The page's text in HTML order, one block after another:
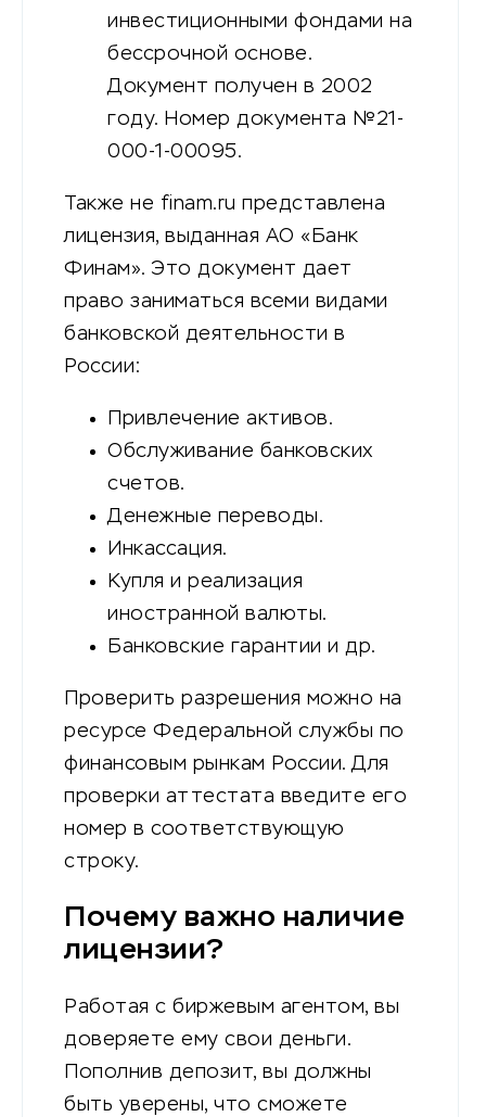
инвестиционными фондами на
бессрочной основе.
Документ получен в 2002
году. Номер документа №21-
000-1-00095.
Также не finam.ru представлена
лицензия, выданная АО «Банк
Финам». Это документ дает
право заниматься всеми видами
банковской деятельности в
России:
Привлечение активов.
Обслуживание банковских
счетов.
Денежные переводы.
Инкассация.
Купля и реализация
иностранной валюты.
Банковские гарантии и др.
Проверить разрешения можно на
ресурсе Федеральной службы по
финансовым рынкам России. Для
проверки аттестата введите его
номер в соответствующую
строку.
Почему важно наличие
лицензии?
Работая с биржевым агентом, вы
доверяете ему свои деньги.
Пополнив депозит, вы должны
быть уверены, что сможете